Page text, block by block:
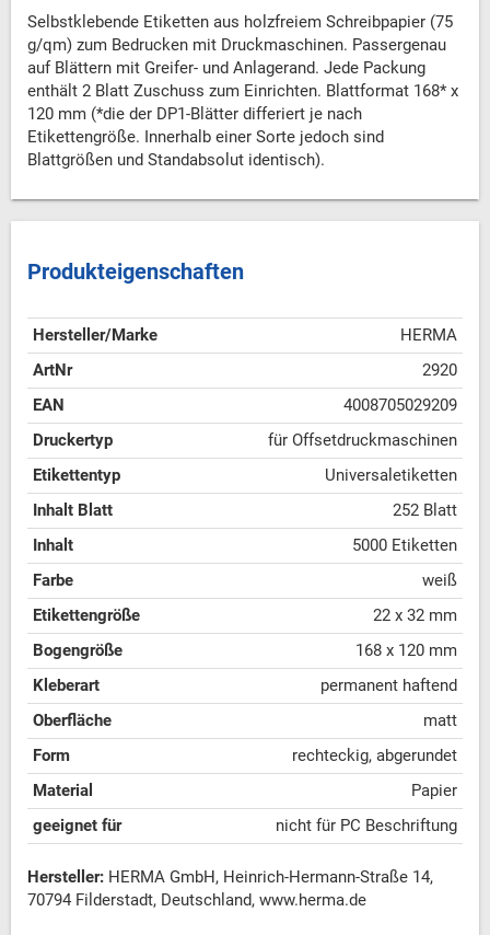
Selbstklebende Etiketten aus holzfreiem Schreibpapier (75
g/qm) zum Bedrucken mit Druckmaschinen. Passergenau
auf Blättern mit Greifer- und Anlagerand. Jede Packung
enthält 2 Blatt Zuschuss zum Einrichten. Blattformat 168* x
120 mm (*die der DP1-Blätter differiert je nach
Etikettengröße. Innerhalb einer Sorte jedoch sind
Blattgrößen und Standabsolut identisch).
Produkteigenschaften
Hersteller/Marke
HERMA
ArtNr
2920
EAN
4008705029209
Druckertyp
für Offsetdruckmaschinen
Etikettentyp
Universaletiketten
Inhalt Blatt
252 Blatt
Inhalt
5000 Etiketten
Farbe
weiß
Etikettengröße
22 x 32 mm
Bogengröße
168 x 120 mm
Kleberart
permanent haftend
Oberfläche
matt
Form
rechteckig, abgerundet
Material
Papier
geeignet für
nicht für PC Beschriftung
Hersteller: HERMA GmbH, Heinrich-Hermann-Straße 14,
70794 Filderstadt, Deutschland, www.herma.de